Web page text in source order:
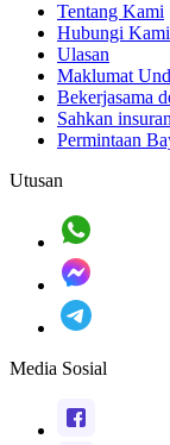
Tentang Kami
Hubungi Kami
Ulasan
Maklumat
Bekerjasama
Sahkan
Permintaan
Utusan
Media Sosial